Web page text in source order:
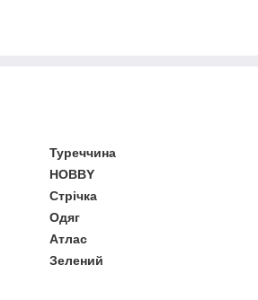
Туреччина
HOBBY
Стрічка
Одяг
Атлас
Зелений